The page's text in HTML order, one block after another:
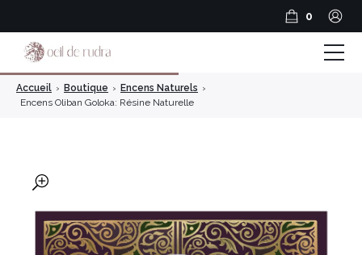
🔍
Accueil › Boutique › Encens Naturels ›
Encens Oliban Goloka: Résine Naturelle
0
Boutique
BLOG